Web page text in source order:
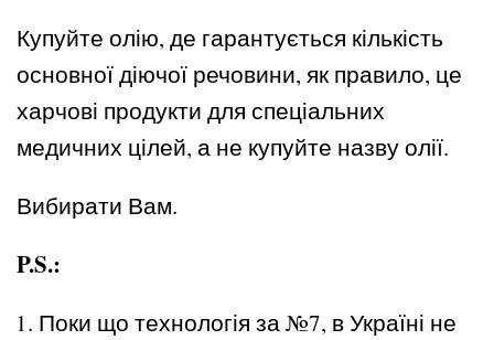
Купуйте олію, де гарантується кількість
основної діючої речовини, як правило, це
харчові продукти для спеціальних
медичних цілей, а не купуйте назву олії.
Вибирати Вам.
P.S.:
Поки що технологія за №7, в Україні не